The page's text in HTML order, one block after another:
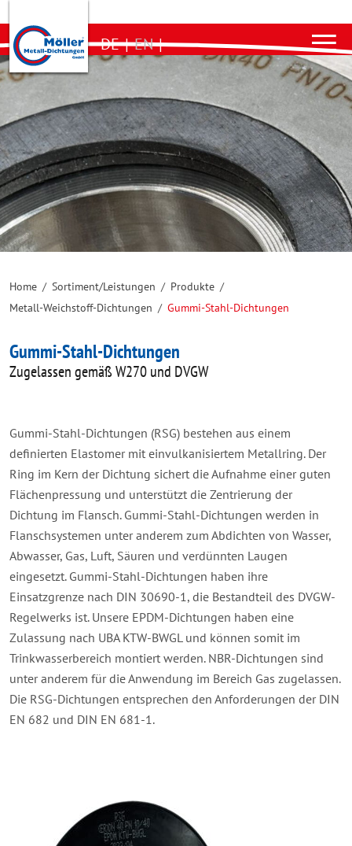
DE | EN |
Home / Sortiment/Leistungen / Produkte /
Metall-Weichstoff-Dichtungen / Gummi-Stahl-Dichtungen
Gummi-Stahl-Dichtungen
Zugelassen gemäß W270 und DVGW
Gummi-Stahl-Dichtungen (RSG) bestehen aus einem
definierten Elastomer mit einvulkanisiertem Metallring. Der
Ring im Kern der Dichtung sichert die Aufnahme einer guten
Flächenpressung und unterstützt die Zentrierung der
Dichtung im Flansch. Gummi-Stahl-Dichtungen werden in
Flanschsystemen unter anderem zum Abdichten von Wasser,
Abwasser, Gas, Luft, Säuren und verdünnten Laugen
eingesetzt. Gummi-Stahl-Dichtungen haben ihre
Einsatzgrenze nach DIN 30690-1, die Bestandteil des DVGW-
Regelwerks ist. Unsere EPDM-Dichtungen haben eine
Zulassung nach UBA KTW-BWGL und können somit im
Trinkwasserbereich montiert werden. NBR-Dichtungen sind
unter anderem für die Anwendung im Bereich Gas zugelassen.
Die RSG-Dichtungen entsprechen den Anforderungen der DIN
EN 682 und DIN EN 681-1.